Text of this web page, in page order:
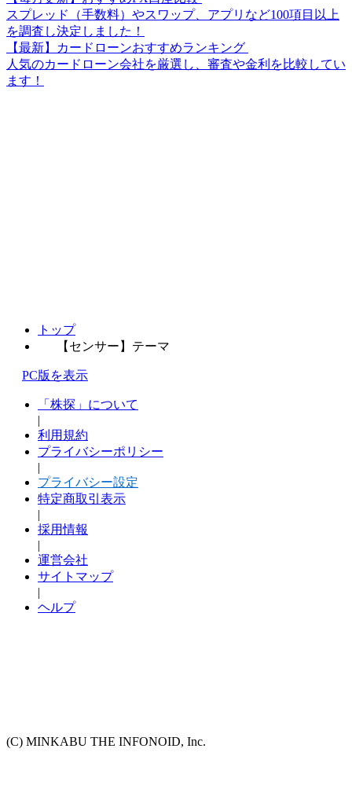
スプレッド（手数料）やスワップ、アプリなど100項目以上
を調査し決定しました！
【最新】カードローンおすすめランキング
人気のカードローン会社を厳選し、審査や金利を比較してい
ます！
トップ
【センサー】テーマ
PC版を表示
「株探」について
|
利用規約
プライバシーポリシー
|
プライバシー設定
特定商取引表示
|
採用情報
|
運営会社
サイトマップ
|
ヘルプ
(C) MINKABU THE INFONOID, Inc.